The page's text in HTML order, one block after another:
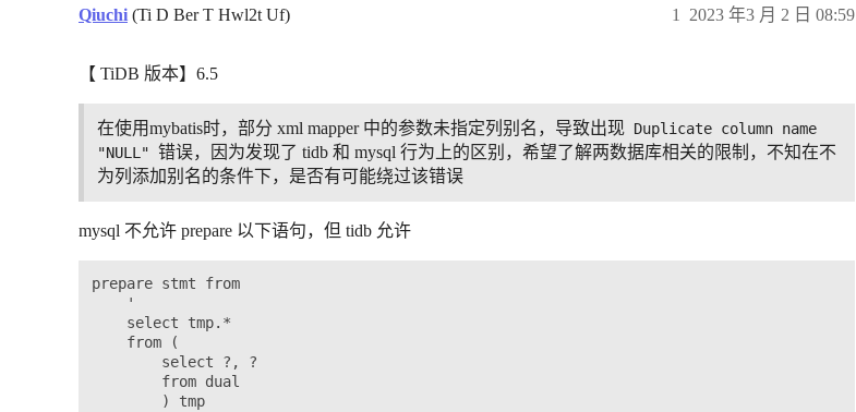
Qiuchi (Ti D Ber T Hwl2t Uf) 2023 年3 月 2 日 08:59
1
【 TiDB 版本】6.5
在使用mybatis时，部分 xml mapper 中的参数未指定列别名，导致出现 Duplicate column name
"NULL" 错误，因为发现了 tidb 和 mysql 行为上的区别，希望了解两数据库相关的限制，不知在不
为列添加别名的条件下，是否有可能绕过该错误
mysql 不允许 prepare 以下语句，但 tidb 允许
prepare stmt from
    '
    select tmp.*
    from (
        select ?, ?
        from dual
        ) tmp